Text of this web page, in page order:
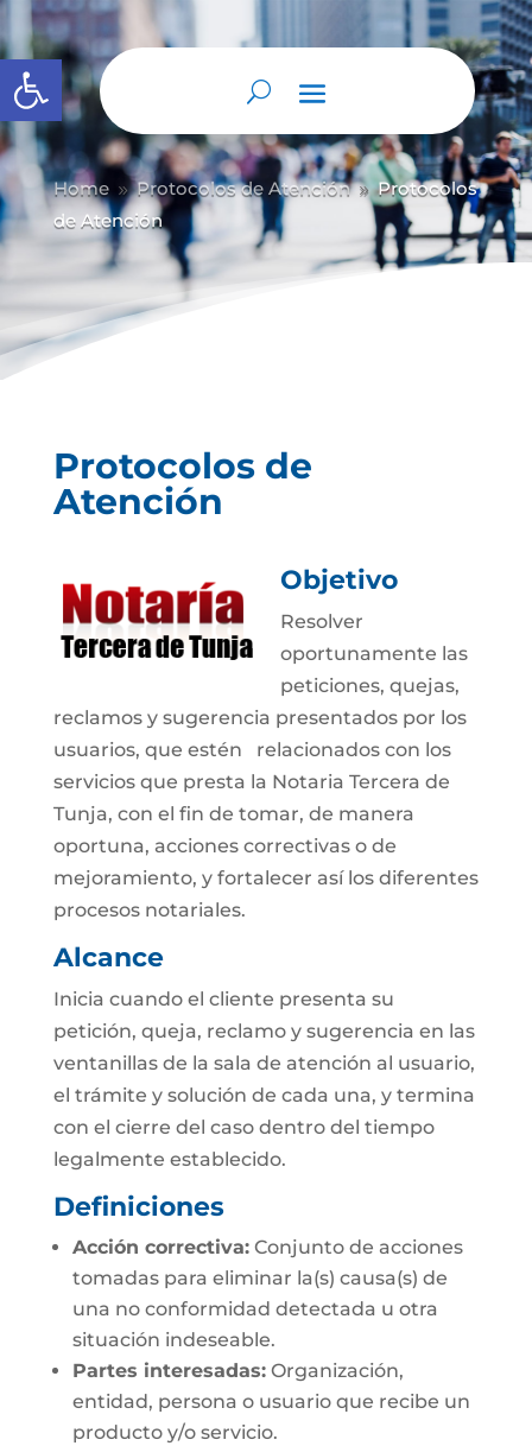
Abrir barra de herramientas
Home 9 Protocolos de Atención 9 Protocolos
de Atención
Protocolos de
Atención
Objetivo
Resolver
oportunamente las
peticiones, quejas,
reclamos y sugerencia presentados por los
usuarios, que estén relacionados con los
servicios que presta la Notaria Tercera de
Tunja, con el fin de tomar, de manera
oportuna, acciones correctivas o de
mejoramiento, y fortalecer así los diferentes
procesos notariales.
Alcance
Inicia cuando el cliente presenta su
petición, queja, reclamo y sugerencia en las
ventanillas de la sala de atención al usuario,
el trámite y solución de cada una, y termina
con el cierre del caso dentro del tiempo
legalmente establecido.
Definiciones
Acción correctiva:Conjunto de acciones
tomadas para eliminar la(s) causa(s) de
una no conformidad detectada u otra
situación indeseable.
Partes interesadas:Organización,
entidad, persona o usuario que recibe un
producto y/o servicio.